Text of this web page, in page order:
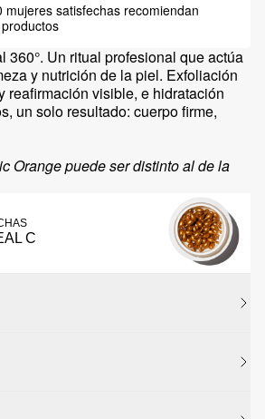
mujeres satisfechas recomiendan
360°. Un ritual profesional que actúa
y nutrición de la piel. Exfoliación
reafirmación visible, e hidratación
un solo resultado: cuerpo firme,
Orange puede ser distinto al de la
C